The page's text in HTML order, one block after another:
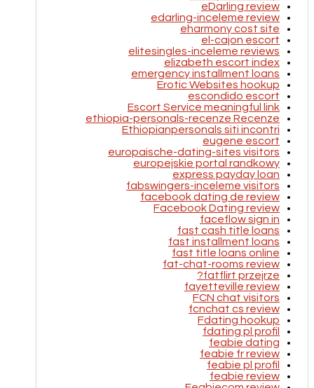
eDarling review
edarling-inceleme review
eharmony cost site
el-cajon escort
elitesingles-inceleme reviews
elizabeth escort index
emergency installment loans
Erotic Websites hookup
escondido escort
Escort Service meaningful link
ethiopia-personals-recenze Recenze
Ethiopianpersonals siti incontri
eugene escort
europaische-dating-sites visitors
europejskie portal randkowy
express payday loan
fabswingers-inceleme visitors
facebook dating de review
Facebook Dating review
faceflow sign in
fast cash title loans
fast installment loans
fast title loans online
fat-chat-rooms review
fatflirt przejrze?
fayetteville review
FCN chat visitors
fcnchat cs review
Fdating hookup
fdating pl profil
feabie dating
feabie fr review
feabie pl profil
feabie review